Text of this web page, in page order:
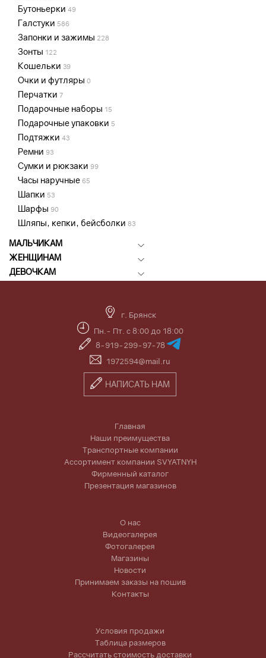
Бутоньерки 49
Галстуки 586
Запонки и зажимы 228
Зонты 122
Кошельки 39
Очки и футляры 0
Перчатки 7
Подарочные наборы 15
Подарочные упаковки 5
Подтяжки 43
Ремни 93
Сумки и рюкзаки 99
Часы наручные 65
Шапки 53
Шарфы 90
Шляпы, кепки, бейсболки 83
МАЛЬЧИКАМ
ЖЕНЩИНАМ
ДЕВОЧКАМ
г. Брянск
Пн.- Пт. с 8:00 до 18:00
8-919-299-97-78
1972594@mail.ru
НАПИСАТЬ НАМ
Главная
Наши преимущества
Транспортные компании
Ассортимент компании SVYATNYH
Фирменный каталог
Презентация магазинов
О нас
Видеогалерея
Фотогалерея
Магазины
Новости
Принимаем заказы на пошив
Контакты
Условия продажи
Таблица размеров
Рассчитать стоимость доставки